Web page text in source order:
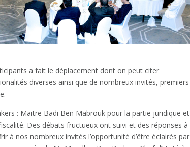
a fait le déplacement dont on peut citer
diverses ainsi que de nombreux invités, premiers
: Maitre Badi Ben Mabrouk pour la partie juridique et
Des débats fructueux ont suivi et des réponses à
nos nombreux invités l’opportunité d’être éclairés par